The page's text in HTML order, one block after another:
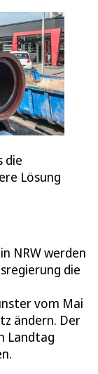
die
Lösung
NRW werden
die
vom Mai
ändern. Der
Landtag